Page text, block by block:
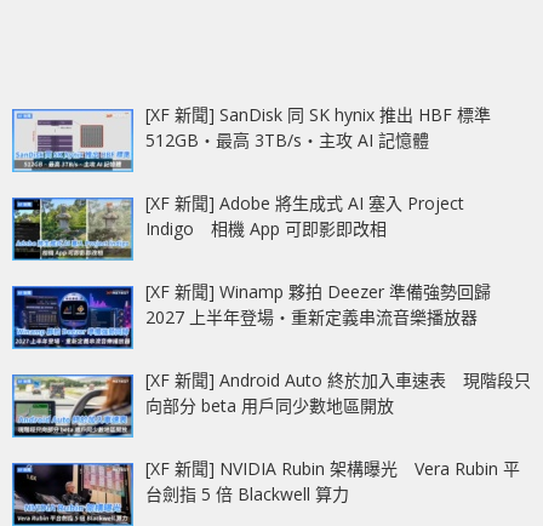
[XF 新聞] SanDisk 同 SK hynix 推出 HBF 標準
512GB‧最高 3TB/s‧主攻 AI 記憶體
[XF 新聞] Adobe 將生成式 AI 塞入 Project
Indigo 相機 App 可即影即改相
[XF 新聞] Winamp 夥拍 Deezer 準備強勢回歸
2027 上半年登場‧重新定義串流音樂播放器
[XF 新聞] Android Auto 終於加入車速表 現階段只
向部分 beta 用戶同少數地區開放
[XF 新聞] NVIDIA Rubin 架構曝光 Vera Rubin 平
台劍指 5 倍 Blackwell 算力